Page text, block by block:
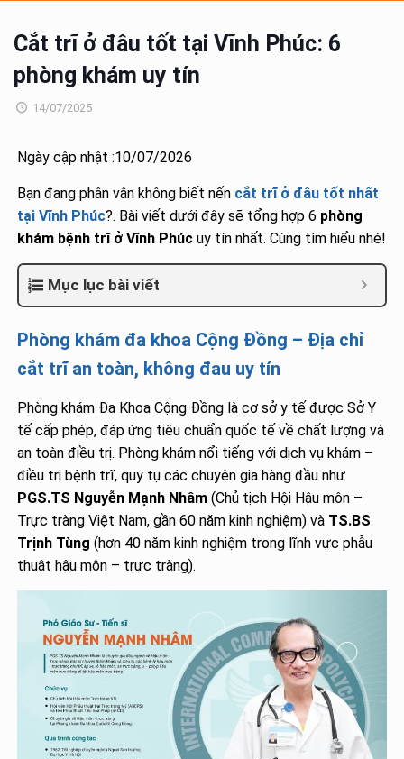
Cắt trĩ ở đâu tốt tại Vĩnh Phúc: 6
phòng khám uy tín
14/07/2025
Ngày cập nhật :10/07/2026
Bạn đang phân vân không biết nến cắt trĩ ở đâu tốt nhất
tại Vĩnh Phúc?. Bài viết dưới đây sẽ tổng hợp 6 phòng
khám bệnh trĩ ở Vĩnh Phúc uy tín nhất. Cùng tìm hiểu nhé!
Mục lục bài viết
Phòng khám đa khoa Cộng Đồng – Địa chỉ
cắt trĩ an toàn, không đau uy tín
Phòng khám Đa Khoa Cộng Đồng là cơ sở y tế được Sở Y
tế cấp phép, đáp ứng tiêu chuẩn quốc tế về chất lượng và
an toàn điều trị. Phòng khám nổi tiếng với dịch vụ khám –
điều trị bệnh trĩ, quy tụ các chuyên gia hàng đầu như
PGS.TS Nguyễn Mạnh Nhâm (Chủ tịch Hội Hậu môn –
Trực tràng Việt Nam, gần 60 năm kinh nghiệm) và TS.BS
Trịnh Tùng (hơn 40 năm kinh nghiệm trong lĩnh vực phẫu
thuật hậu môn – trực tràng).